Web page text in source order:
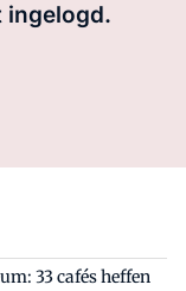
ingelogd.
33 cafés heffen